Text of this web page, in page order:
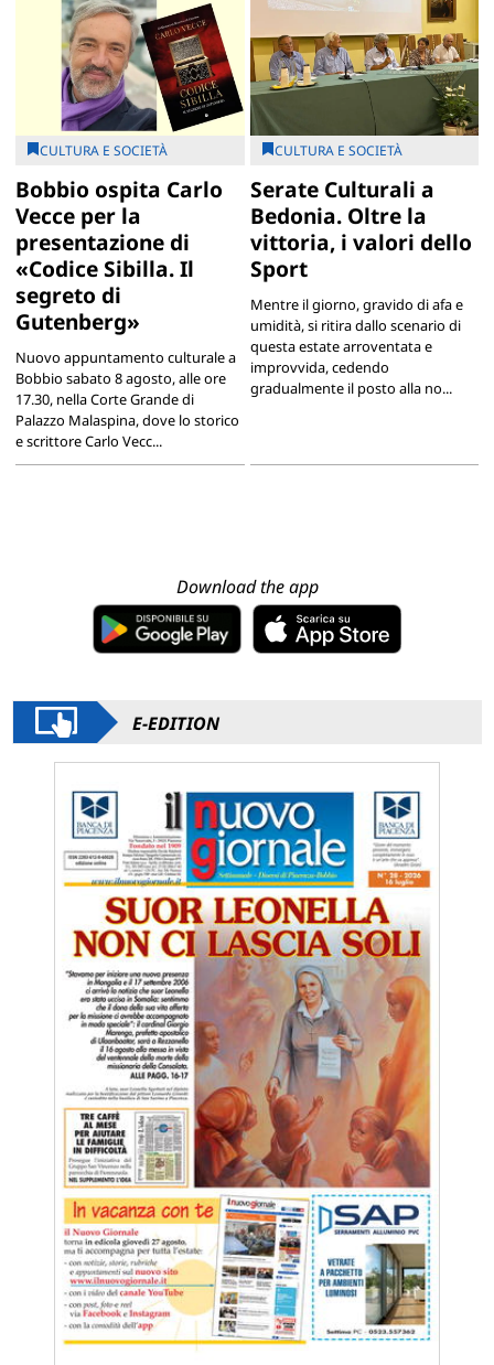
CULTURA E SOCIETÀ
Bobbio ospita Carlo
Vecce per la
presentazione di
«Codice Sibilla. Il
segreto di
Gutenberg»
Nuovo appuntamento culturale a
Bobbio sabato 8 agosto, alle ore
17.30, nella Corte Grande di
Palazzo Malaspina, dove lo storico
e scrittore Carlo Vecc...
CULTURA E SOCIETÀ
Serate Culturali a
Bedonia. Oltre la
vittoria, i valori dello
Sport
Mentre il giorno, gravido di afa e
umidità, si ritira dallo scenario di
questa estate arroventata e
improvvida, cedendo
gradualmente il posto alla no...
Download the app
E-EDITION